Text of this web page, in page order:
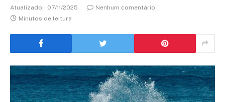
Atualizado:
07/11/2025
Nenhum comentário
Minutos de leitura